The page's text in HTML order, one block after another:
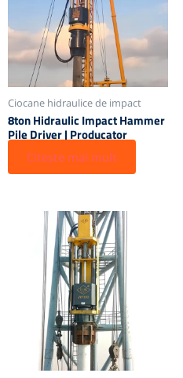
Ciocane hidraulice de impact
8ton Hidraulic Impact Hammer
Pile Driver | Producator
Citește mai mult